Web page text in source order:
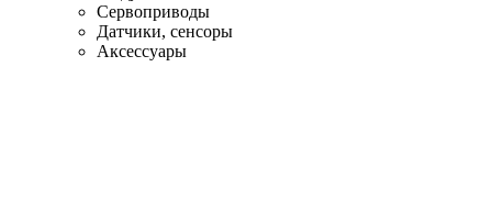
Сервоприводы
Датчики, сенсоры
Аксессуары